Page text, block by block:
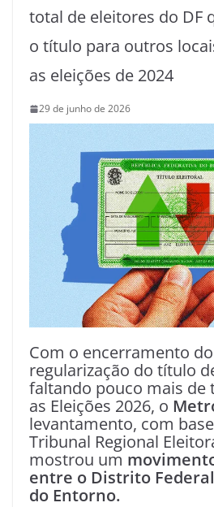
total de eleitores do DF
o título para outros
as eleições de 2024
29 de junho de 2026
Com o encerramento
regularização do título
faltando pouco mais de
as Eleições 2026, o
levantamento, com
Tribunal Regional
mostrou um
entre o Distrito
do Entorno.